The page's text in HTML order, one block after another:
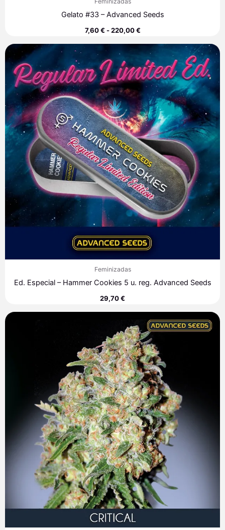
Gelato #33 – Advanced Seeds
7,60€ - 220,00€
Feminizadas
Ed. Especial – Hammer Cookies 5 u. reg. Advanced Seeds
29,70€
de
precios:
desde
5,30 €
hasta
313,40 €